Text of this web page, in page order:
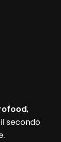
,
secondo